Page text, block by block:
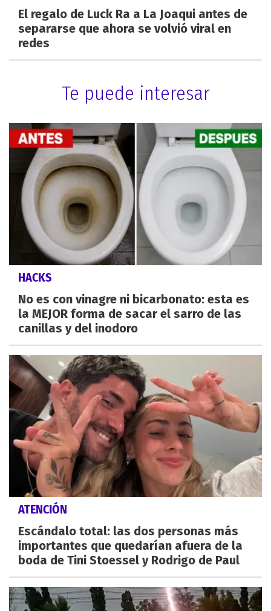
El regalo de Luck Ra a La Joaqui antes de
separarse que ahora se volvió viral en
redes
Te puede interesar
HACKS
No es con vinagre ni bicarbonato: esta es
la MEJOR forma de sacar el sarro de las
canillas y del inodoro
ATENCIÓN
Escándalo total: las dos personas más
importantes que quedarían afuera de la
boda de Tini Stoessel y Rodrigo de Paul